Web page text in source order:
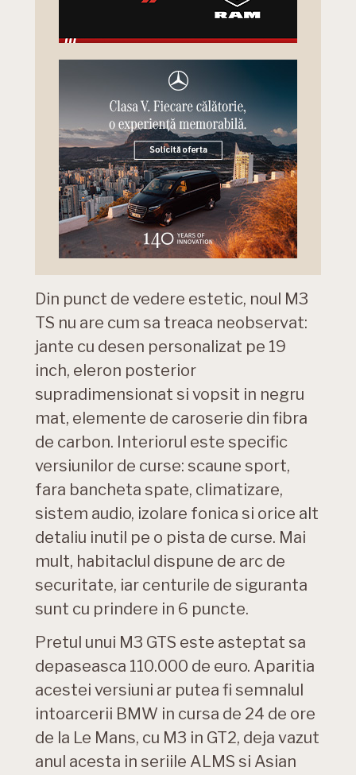
Din punct de vedere estetic, noul M3
TS nu are cum sa treaca neobservat:
jante cu desen personalizat pe 19
inch, eleron posterior
supradimensionat si vopsit in negru
mat, elemente de caroserie din fibra
de carbon. Interiorul este specific
versiunilor de curse: scaune sport,
fara bancheta spate, climatizare,
sistem audio, izolare fonica si orice alt
detaliu inutil pe o pista de curse. Mai
mult, habitaclul dispune de arc de
securitate, iar centurile de siguranta
sunt cu prindere in 6 puncte.
Pretul unui M3 GTS este asteptat sa
depaseasca 110.000 de euro. Aparitia
acestei versiuni ar putea fi semnalul
intoarcerii BMW in cursa de 24 de ore
de la Le Mans, cu M3 in GT2, deja vazut
anul acesta in seriile ALMS si Asian